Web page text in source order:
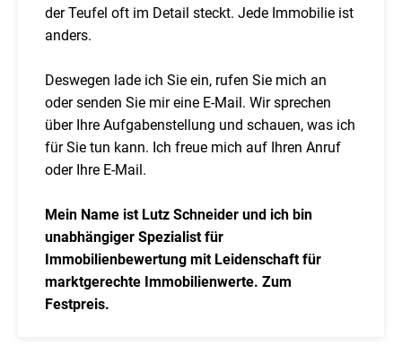
der Teufel oft im Detail steckt. Jede Immobilie ist
anders.
Deswegen lade ich Sie ein, rufen Sie mich an
oder senden Sie mir eine E-Mail. Wir sprechen
über Ihre Aufgabenstellung und schauen, was ich
für Sie tun kann. Ich freue mich auf Ihren Anruf
oder Ihre E-Mail.
Mein Name ist Lutz Schneider und ich bin
unabhängiger Spezialist für
Immobilienbewertung mit Leidenschaft für
marktgerechte Immobilienwerte. Zum
Festpreis.